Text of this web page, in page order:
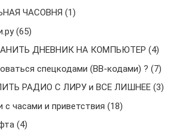
ЧАСОВНЯ (1)
(65)
ДНЕВНИК НА КОМПЬЮТЕР (4)
спецкодами (ВВ-кодами) ? (7)
РАДИО С ЛИРУ и ВСЕ ЛИШНЕЕ (3)
с часами и приветствия (18)
(4)